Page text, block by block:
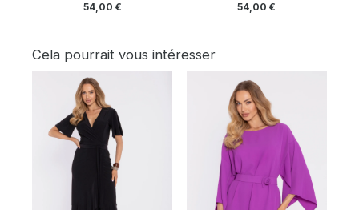
54,00 € 54,00€
Cela pourrait vous intéresser